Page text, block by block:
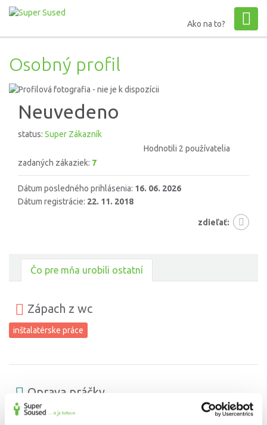
Ako na to?
Osobný profil
Neuvedeno
status: Super Zákazník
Hodnotili 2 používatelia
zadaných zákaziek: 7
Dátum posledného prihlásenia: 16. 06. 2026
Dátum registrácie: 22. 11. 2018
zdieľať:
Čo pre mňa urobili ostatní
Zápach z wc
inštalatérske práce
Oprava práčky
oprava a zapojenie spotrebičov (sporák, umývačka, a pod.)